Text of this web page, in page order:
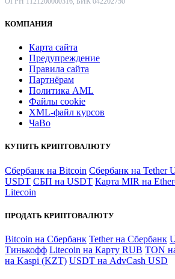
КОМПАНИЯ
Карта сайта
Предупреждение
Правила сайта
Партнёрам
Политика AML
Файлы coоkie
XML-файл курсов
ЧаВо
КУПИТЬ КРИПТОВАЛЮТУ
Сбербанк на Bitcoin Сбербанк на Tether
USDT СБП на USDT Карта MIR на
Litecoin
ПРОДАТЬ КРИПТОВАЛЮТУ
Bitcoin на Сбербанк Tether на Сбербанк
Тинькофф Litecoin на Карту RUB TON
на Kaspi (KZT) USDT на AdvCash USD